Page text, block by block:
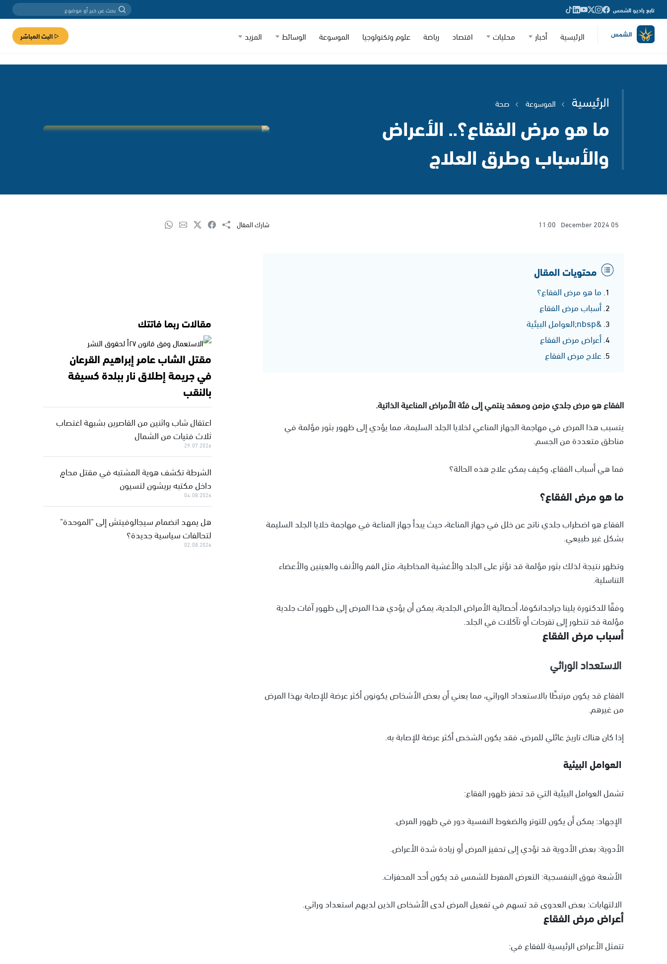
تابع راديو الشمس
الرئيسية أخبار محليات اقتصاد رياضة علوم وتكنولوجيا الموسوعة الوسائط المزيد البث المباشر
الرئيسية الموسوعة صحة
ما هو مرض الفقاع؟.. الأعراض
والأسباب وطرق العلاج
05 December 2024
11:00 شارك المقال
محتويات المقال
ما هو مرض الفقاع؟
أسباب مرض الفقاع
&nbsp;العوامل البيئية
أعراض مرض الفقاع
علاج مرض الفقاع
الفقاع هو مرض جلدي مزمن ومعقد ينتمي إلى فئة الأمراض المناعية الذاتية.
يتسبب هذا المرض في مهاجمة الجهاز المناعي لخلايا الجلد السليمة، مما يؤدي إلى ظهور بثور مؤلمة في
مناطق متعددة من الجسم.
فما هي أسباب الفقاع، وكيف يمكن علاج هذه الحالة؟
ما هو مرض الفقاع؟
الفقاع هو اضطراب جلدي ناتج عن خلل في جهاز المناعة، حيث يبدأ جهاز المناعة في مهاجمة خلايا الجلد السليمة
بشكل غير طبيعي.
وتظهر نتيجة لذلك بثور مؤلمة قد تؤثر على الجلد والأغشية المخاطية، مثل الفم والأنف والعينين والأعضاء
التناسلية.
وفقًا للدكتورة يلينا جراجدانكوفا، أخصائية الأمراض الجلدية، يمكن أن يؤدي هذا المرض إلى ظهور آفات جلدية
مؤلمة قد تتطور إلى تقرحات أو تآكلات في الجلد.
أسباب مرض الفقاع
الاستعداد الوراثي
الفقاع قد يكون مرتبطًا بالاستعداد الوراثي، مما يعني أن بعض الأشخاص يكونون أكثر عرضة للإصابة بهذا المرض
من غيرهم.
إذا كان هناك تاريخ عائلي للمرض، فقد يكون الشخص أكثر عرضة للإصابة به.
العوامل البيئية
تشمل العوامل البيئية التي قد تحفز ظهور الفقاع:
الإجهاد: يمكن أن يكون للتوتر والضغوط النفسية دور في ظهور المرض.
الأدوية: بعض الأدوية قد تؤدي إلى تحفيز المرض أو زيادة شدة الأعراض.
الأشعة فوق البنفسجية: التعرض المفرط للشمس قد يكون أحد المحفزات.
الالتهابات: بعض العدوى قد تسهم في تفعيل المرض لدى الأشخاص الذين لديهم استعداد وراثي.
أعراض مرض الفقاع
تتمثل الأعراض الرئيسية للفقاع في:
مقالات ربما فاتتك
مقتل الشاب عامر إبراهيم القرعان
في جريمة إطلاق نار ببلدة كسيفة
بالنقب
اعتقال شاب واثنين من القاصرين بشبهة اغتصاب
ثلاث فتيات من الشمال
29.07.2026
الشرطة تكشف هوية المشتبه في مقتل محامٍ
داخل مكتبه بريشون لتسيون
04.08.2026
هل يمهد انضمام سيجالوفيتش إلى "الموحدة"
لتحالفات سياسية جديدة؟
02.08.2026